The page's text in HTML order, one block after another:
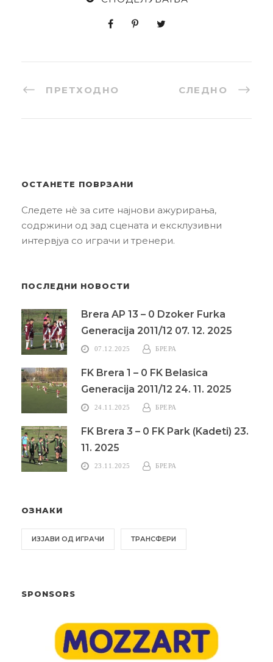
ПРЕТХОДНО СЛЕДНО
ОСТАНЕТЕ ПОВРЗАНИ
Следете нè за сите најнови ажурирања,
содржини од зад сцената и ексклузивни
интервјуа со играчи и тренери.
ПОСЛЕДНИ НОВОСТИ
Brera AP 13 – 0 Dzoker Furka
Generacija 2011/12 07. 12. 2025
07.12.2025 БРЕРА
FK Brera 1 – 0 FK Belasica
Generacija 2011/12 24. 11. 2025
24.11.2025 БРЕРА
FK Brera 3 – 0 FK Park (Kadeti) 23.
11. 2025
23.11.2025 БРЕРА
ОЗНАКИ
ИЗЈАВИ ОД ИГРАЧИ ТРАНСФЕРИ
SPONSORS